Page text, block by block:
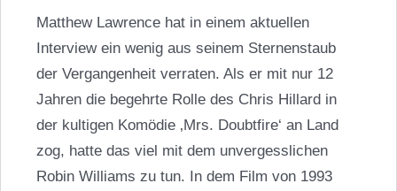
Matthew Lawrence hat in einem aktuellen
Interview ein wenig aus seinem Sternenstaub
der Vergangenheit verraten. Als er mit nur 12
Jahren die begehrte Rolle des Chris Hillard in
der kultigen Komödie ‚Mrs. Doubtfire‘ an Land
zog, hatte das viel mit dem unvergesslichen
Robin Williams zu tun. In dem Film von 1993